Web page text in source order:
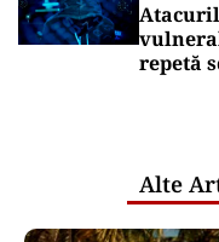
repetă
Alte